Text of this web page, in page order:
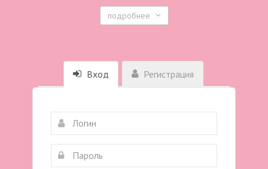
подробнее
Вход Регистрация